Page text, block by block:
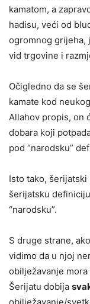
kamatom, a
hadisu, veći od
ogromnog grijeha,
vid trgovine i
Očigledno da se
kamate kod
Allahov propis, on
dobara koji
pod “narodsku”
Isto tako,
šerijatsku
“narodsku”.
S druge strane,
vidimo da u njoj
obilježavanje mora
Šerijatu dobija